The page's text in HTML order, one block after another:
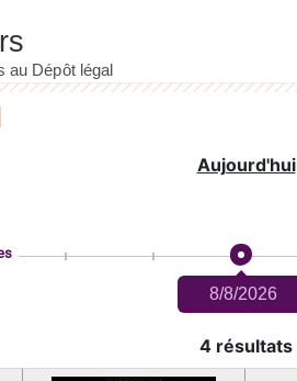
Aujourd'hui
8/8/2026
4 résultats